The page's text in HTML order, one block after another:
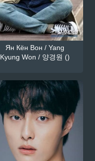
Ян Кён Вон / Yang
Kyung Won / 양경원 ()